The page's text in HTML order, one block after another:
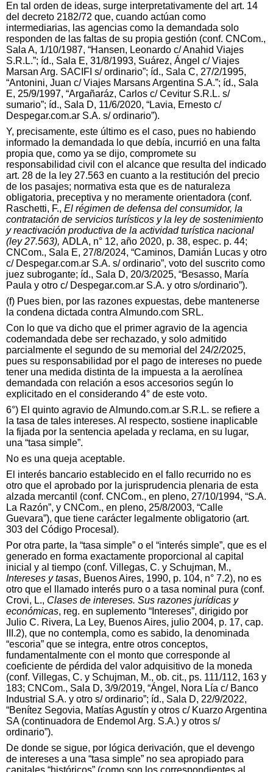
En tal orden de ideas, surge interpretativamente del art. 14
del decreto 2182/72 que, cuando actúan como
intermediarias, las agencias como la demandada solo
responden de las faltas de su propia gestión (conf. CNCom.,
Sala A, 1/10/1987, “Hansen, Leonardo c/ Anahid Viajes
S.R.L.”; íd., Sala E, 31/8/1993, Suárez, Ángel c/ Viajes
Marsan Arg. SACIFI s/ ordinario”; íd., Sala C, 27/2/1995,
“Antonini, Juan c/ Viajes Marsans Argentina S.A.”; íd., Sala
E, 25/9/1997, “Argañaráz, Carlos c/ Cevitur S.R.L. s/
sumario”; íd., Sala D, 11/6/2020, “Lavia, Ernesto c/
Despegar.com.ar S.A. s/ ordinario”).
Y, precisamente, este último es el caso, pues no habiendo
informado la demandada lo que debía, incurrió en una falta
propia que, como ya se dijo, compromete su
responsabilidad civil con el alcance que resulta del indicado
art. 28 de la ley 27.563 en cuanto a la restitución del precio
de los pasajes; normativa esta que es de naturaleza
obligatoria, preceptiva y no meramente orientadora (conf.
Raschetti, F., El régimen de defensa del consumidor, la
contratación de servicios turísticos y la ley de sostenimiento
y reactivación productiva de la actividad turística nacional
(ley 27.563), ADLA, n° 12, año 2020, p. 38, espec. p. 44;
CNCom., Sala E, 27/8/2024, “Caminos, Damián Lucas y otro
c/ Despegar.com.ar S.A. s/ ordinario”, voto del suscrito como
juez subrogante; íd., Sala D, 20/3/2025, “Besasso, María
Paula y otro c/ Despegar.com.ar S.A. y otro s/ordinario”).
(f) Pues bien, por las razones expuestas, debe mantenerse
la condena dictada contra Almundo.com SRL.
Con lo que va dicho que el primer agravio de la agencia
codemandada debe ser rechazado, y solo admitido
parcialmente el segundo de su memorial del 24/2/2025,
pues su responsabilidad por el pago de intereses no puede
tener una medida distinta de la impuesta a la aerolínea
demandada con relación a esos accesorios según lo
explicitado en el considerando 4° de este voto.
6°) El quinto agravio de Almundo.com.ar S.R.L. se refiere a
la tasa de tales intereses. Al respecto, sostiene inaplicable
la fijada por la sentencia apelada y reclama, en su lugar,
una “tasa simple”.
No es una queja aceptable.
El interés bancario establecido en el fallo recurrido no es
otro que el aprobado por la jurisprudencia plenaria de esta
alzada mercantil (conf. CNCom., en pleno, 27/10/1994, “S.A.
La Razón”, y CNCom., en pleno, 25/8/2003, “Calle
Guevara”), que tiene carácter legalmente obligatorio (art.
303 del Código Procesal).
Por otra parte, la “tasa simple” o el “interés simple”, que es el
generado en forma exactamente proporcional al capital
inicial y al tiempo (conf. Villegas, C. y Schujman, M.,
Intereses y tasas, Buenos Aires, 1990, p. 104, n° 7.2), no es
otro que el llamado interés puro o a tasa nominal pura (conf.
Crovi, L., Clases de intereses. Sus razones jurídicas y
económicas, reg. en suplemento “Intereses”, dirigido por
Julio C. Rivera, La Ley, Buenos Aires, julio 2004, p. 17, cap.
III.2), que no contempla, como es sabido, la denominada
“escoria” que se integra, entre otros conceptos,
fundamentalmente con el monto que corresponde al
coeficiente de pérdida del valor adquisitivo de la moneda
(conf. Villegas, C. y Schujman, M., ob. cit., ps. 111/112, 163 y
183; CNCom., Sala D, 3/9/2019, “Ángel, Nora Lía c/ Banco
Industrial S.A. y otro s/ ordinario”; íd., Sala D, 22/9/2022,
“Benítez Segovia, Matías Agustín y otros c/ Kuarzo Argentina
SA (continuadora de Endemol Arg. S.A.) y otros s/
ordinario”).
De donde se sigue, por lógica derivación, que el devengo
de intereses a una “tasa simple” no sea apropiado para